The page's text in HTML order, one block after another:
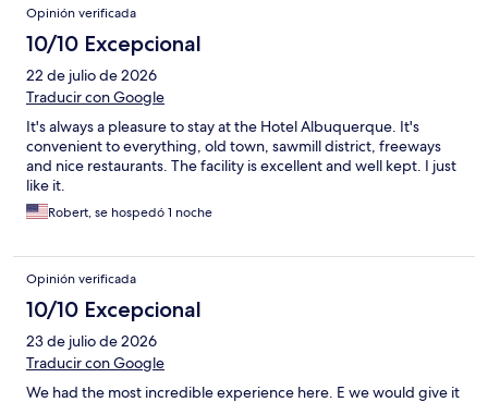
Opinión verificada
10/10 Excepcional
22 de julio de 2026
Traducir con Google
It's always a pleasure to stay at the Hotel Albuquerque. It's
convenient to everything, old town, sawmill district, freeways
and nice restaurants. The facility is excellent and well kept. I just
like it.
Robert, se hospedó 1 noche
Opinión verificada
10/10 Excepcional
23 de julio de 2026
Traducir con Google
We had the most incredible experience here. E we would give it